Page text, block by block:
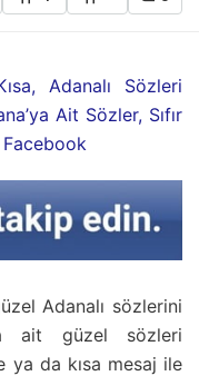
Adanalı Sözleri
Ait Sözler, Sıfır
Adanalı sözlerini
ait güzel sözleri
da kısa mesaj ile